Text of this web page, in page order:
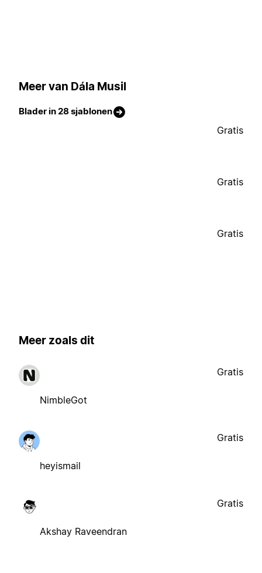
Meer van Dála Musil
Blader in 28 sjablonen
Gratis
Gratis
Gratis
Meer zoals dit
NimbleGot
Gratis
heyismail
Gratis
Akshay Raveendran
Gratis